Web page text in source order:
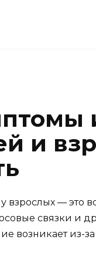
и
взрослых — это
связки и
возникает из-